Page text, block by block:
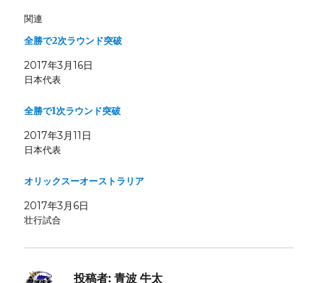
関連
全勝で2次ラウンド突破
2017年3月16日
日本代表
全勝で1次ラウンド突破
2017年3月11日
日本代表
オリックスーオーストラリア
2017年3月6日
壮行試合
投稿者: 青波 牛太